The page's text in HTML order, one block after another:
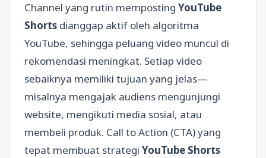
Channel yang rutin memposting YouTube
Shorts dianggap aktif oleh algoritma
YouTube, sehingga peluang video muncul di
rekomendasi meningkat. Setiap video
sebaiknya memiliki tujuan yang jelas—
misalnya mengajak audiens mengunjungi
website, mengikuti media sosial, atau
membeli produk. Call to Action (CTA) yang
tepat membuat strategi YouTube Shorts